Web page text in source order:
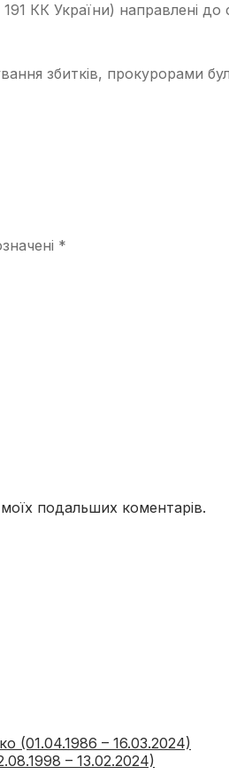
КК України) направлені до
збитків, прокурорами
*
подальших коментарів.
(01.04.1986 – 16.03.2024)
– 13.02.2024)